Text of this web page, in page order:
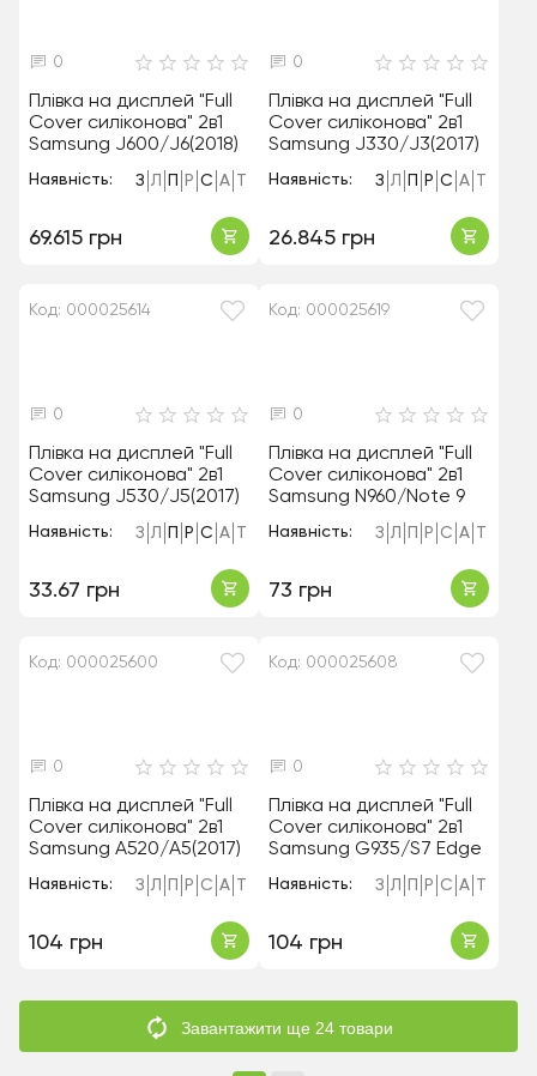
0
Плівка на дисплей "Full
Cover силіконова" 2в1
Samsung J600/J6(2018)
Наявність: З Л П Р С А
69.615 грн
0
Плівка на дисплей "Full
Cover силіконова" 2в1
Samsung J330/J3(2017)
Наявність: З Л П Р С А
26.845 грн
Код: 000025614
0
Плівка на дисплей "Full
Cover силіконова" 2в1
Samsung J530/J5(2017)
Наявність: З Л П Р С А
33.67 грн
Код: 000025619
0
Плівка на дисплей "Full
Cover силіконова" 2в1
Samsung N960/Note 9
Наявність: З Л Р С А
73 грн
Код: 000025600
0
Плівка на дисплей "Full
Cover силіконова" 2в1
Samsung A520/A5(2017)
Наявність: З Л Р С А
104 грн
Код: 000025608
0
Плівка на дисплей "Full
Cover силіконова" 2в1
Samsung G935/S7 Edge
Наявність: З Л Р С А
104 грн
Завантажити ще 24 товари